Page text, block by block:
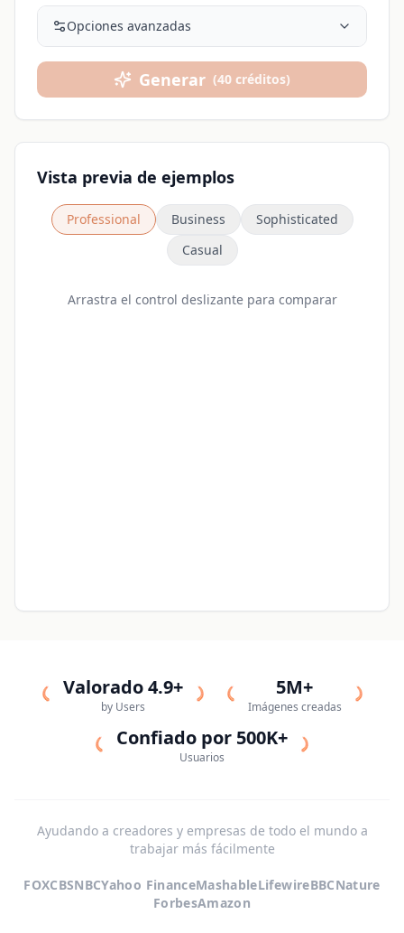
Opciones avanzadas
Generar (40 créditos)
Vista previa de ejemplos
Professional Business
Sophisticated
Casual
Antes Después
Arrastra el control deslizante para comparar
Valorado 4.9+
by Users
5M+
Imágenes creadas
Confiado por 500K+
Usuarios
Ayudando a creadores y empresas de todo el mundo a
trabajar más fácilmente
FOXCBSNBCYahoo FinanceMashableLifewireBBCNature
ForbesAmazon